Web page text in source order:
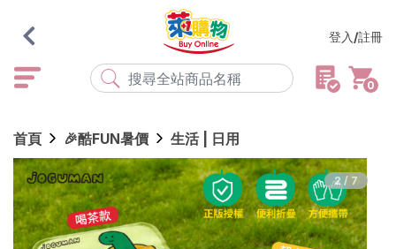
登入/註冊
0
熱門搜尋
店取 常溫 宅配 米大師 黑丸
海瑞、蔥阿伯
紅豆食府
元榆 傘 風扇 柑心良品 樂廚
劉霸
地墊
箱購 雨衣 颱風
首頁 🎉酷FUN暑價 生活 | 日用
2/7